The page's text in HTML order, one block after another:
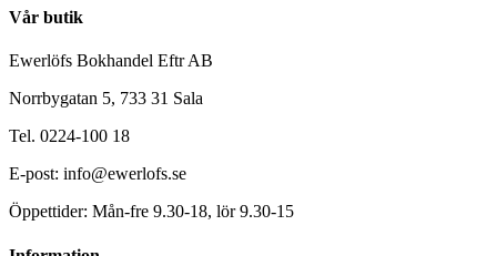
Vår butik
Ewerlöfs Bokhandel Eftr AB
Norrbygatan 5, 733 31 Sala
Tel. 0224-100 18
E-post: info@ewerlofs.se
Öppettider: Mån-fre 9.30-18, lör 9.30-15